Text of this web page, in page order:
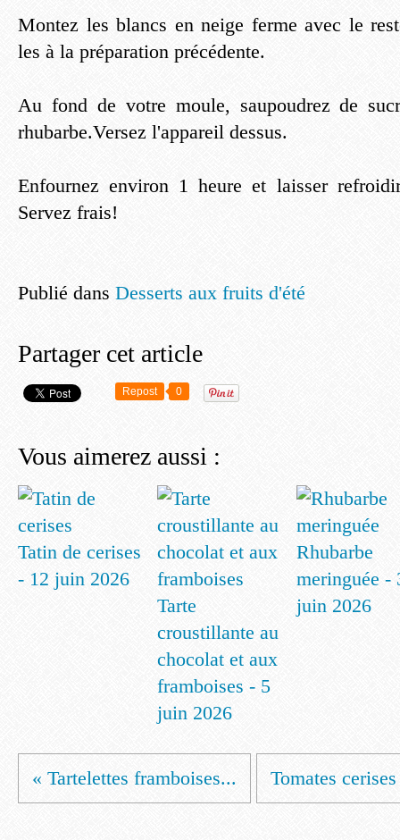
Montez les blancs en neige ferme avec le
les à la préparation précédente.
Au fond de votre moule, saupoudrez de
rhubarbe.Versez l'appareil dessus.
Enfournez environ 1 heure et laisser
Servez frais!
Publié dans Desserts aux fruits d'été
Partager cet article
Repost 0
Vous aimerez aussi :
Tatin de cerises
- 12 juin 2026
Tarte
croustillante au
chocolat et aux
framboises - 5
juin 2026
Rhubarbe
meringuée -
juin 2026
« Tartelettes framboises... Tomates